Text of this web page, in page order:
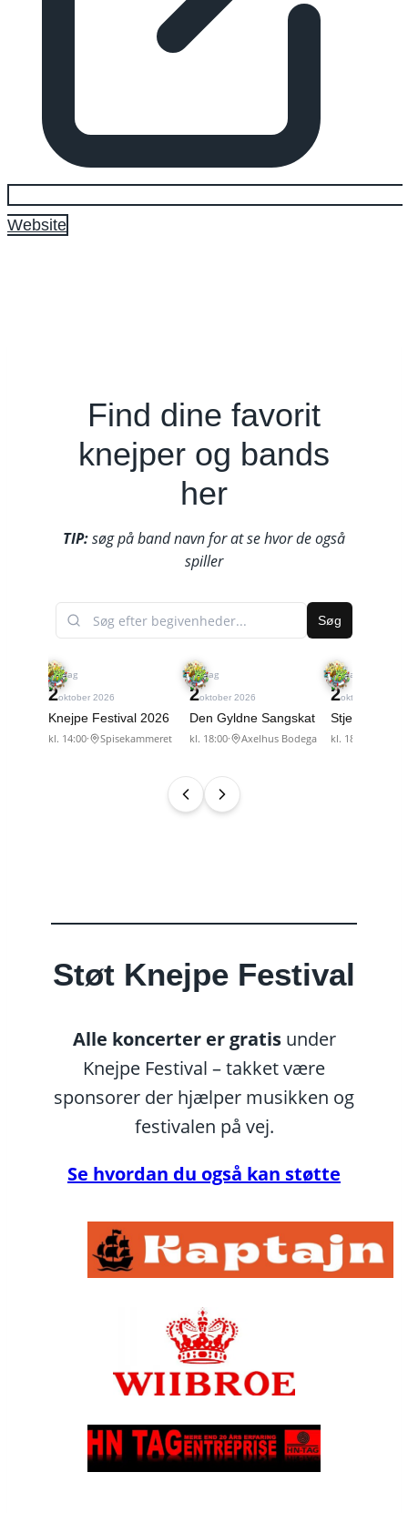
Website
Find dine favorit
knejper og bands
her
TIP:søg på band navn for at se hvor de også
spiller
Støt Knejpe Festival
Alle koncerter er gratisunder
Knejpe Festival – takket være
sponsorer der hjælper musikken og
festivalen på vej.
Se hvordan du også kan støtte